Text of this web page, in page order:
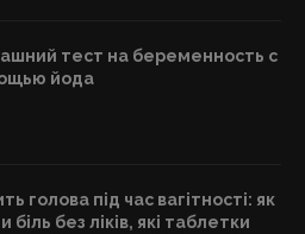
тест на беременность с
йода
голова під час вагітності: як
біль без ліків, які таблетки